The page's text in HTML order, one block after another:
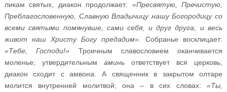
ликам святых, диакон продолжает: «Пресвятую, Пречистую,
Преблагословенную, Славную Владычицу нашу Богородицу со
всеми святыми помянувше, сами себя, и друг друга, и весь
живот наш Христу Богу предадим» . Собранье восклицает:
«Тебе, Господи!» Троичным славословием оканчивается
моленье; утвердительным аминьответствует вся церковь;
диакон сходит с амвона. А священник в закрытом олтаре
молится внутренней молитвой; она – в сих словах:«Ты,